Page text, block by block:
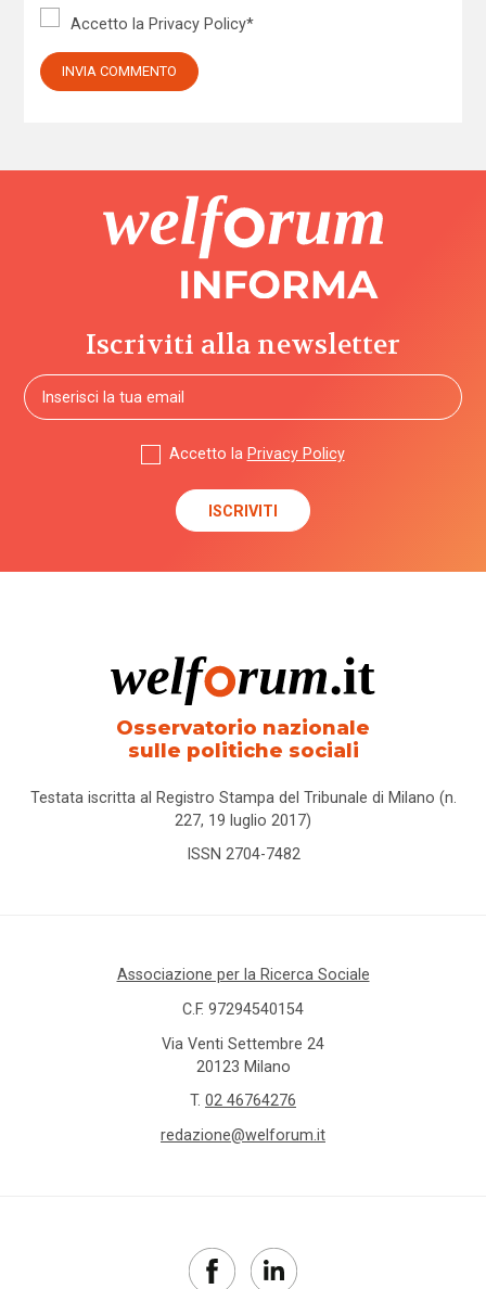
Accetto la Privacy Policy*
Iscriviti alla newsletter
Accetto la Privacy Policy
Osservatorio nazionale
sulle politiche sociali
Testata iscritta al Registro Stampa del Tribunale di Milano (n.
227, 19 luglio 2017)
ISSN 2704-7482
Associazione per la Ricerca Sociale
C.F. 97294540154
Via Venti Settembre 24
20123 Milano
T. 02 46764276
redazione@welforum.it